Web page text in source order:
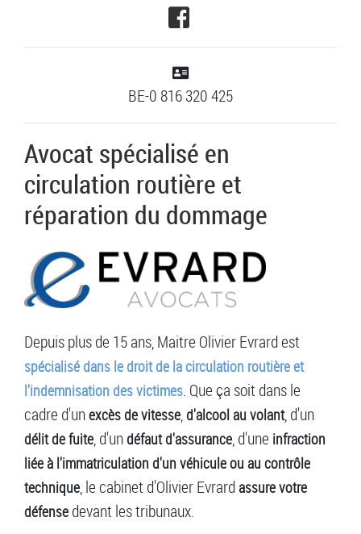
BE-0 816 320 425
Avocat spécialisé en
circulation routière et
réparation du dommage
Depuis plus de 15 ans, Maitre Olivier Evrard est
spécialisé dans le droit de la circulation routière et
l'indemnisation des victimes. Que ça soit dans le
cadre d'unexcès de vitesse,d'alcool au volant, d'un
délit de fuite, d'undéfaut d'assurance, d'une infraction
liée à l'immatriculation d'un véhicule ou au contrôle
technique, le cabinet d'Olivier Evrardassure votre
défense devant les tribunaux.